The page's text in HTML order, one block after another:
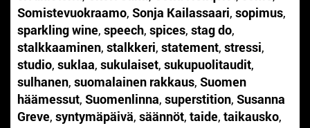
Somistevuokraamo, Sonja Kailassaari, sopimus,
sparkling wine, speech, spices, stag do,
stalkkaaminen, stalkkeri, statement, stressi,
studio, suklaa, sukulaiset, sukupuolitaudit,
sulhanen, suomalainen rakkaus, Suomen
häämessut, Suomenlinna, superstition, Susanna
Greve, syntymäpäivä, säännöt, taide, taikausko,